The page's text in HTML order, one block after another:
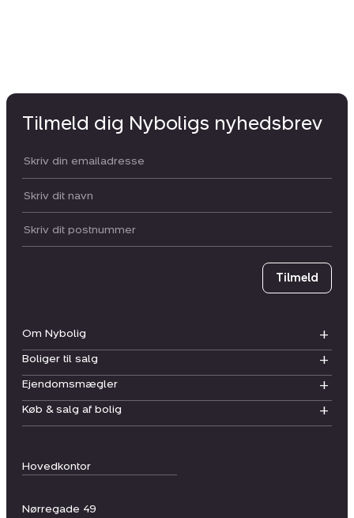
Hovedkontor
Nørregade 49
Om Nybolig
Boliger til salg
Ejendomsmægler
Køb & salg af bolig
Tilmeld dig Nyboligs nyhedsbrev
Din email:
Dit navn:
Postnummer
Tilmeld